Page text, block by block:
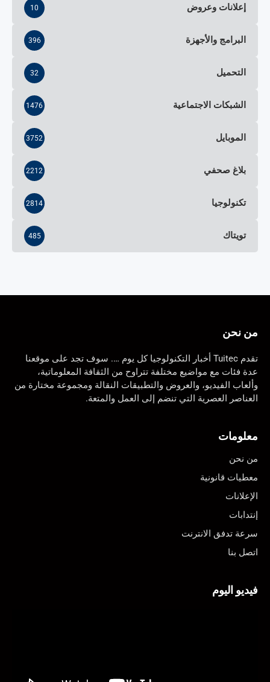
إعلانات وعروض 10
البرامج والأجهزة 396
التحميل 32
الشبكات الاجتماعية 1476
الموبايل 3752
بلاغ صحفي 2212
تكنولوجيا 2814
تويتاك 485
من نحن
تقدم Tuitec أخبار التكنولوجيا كل يوم …. سوف تجد على موقعنا
عدة فئات مع مواضيع مختلفة تتراوح من الثقافة المعلوماتية،
وألعاب الفيديو، والعروض والتطبيقات النقالة ومجموعة مختارة من
العناصر العصرية التي تنضم إلى العمل والمتعة.
معلومات
من نحن
معطيات قانونية
الإعلانات
إنتدابات
سرعة تدفق الانترنت
اتصل بنا
فيديو اليوم